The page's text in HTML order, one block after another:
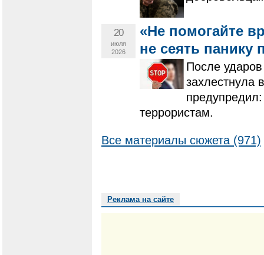
20
июля
2026
«Не помогайте
не сеять панику
После
захлестнула
предупредил:
террористам.
Все материалы сюжета (971)
Реклама на сайте